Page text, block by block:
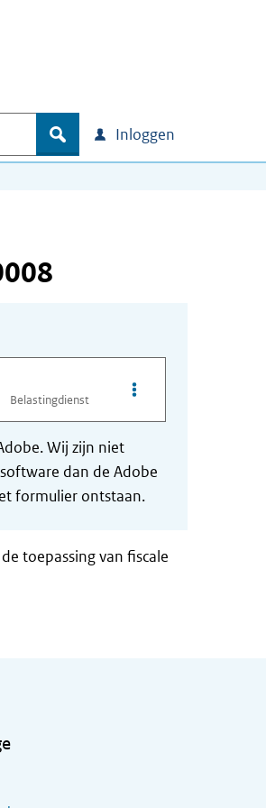
zoek Inloggen
Belastingdienst
Opties van bestand
Wij zijn niet
dan de Adobe
formulier ontstaan.
toepassing van fiscale